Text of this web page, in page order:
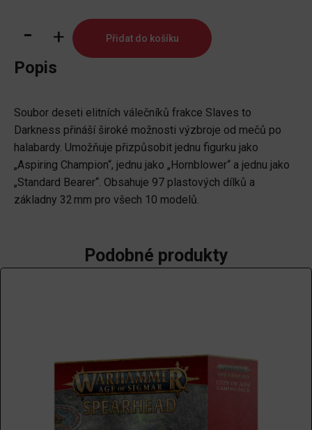
Slaves
Darkness:
množství
Přidat do košíku
Popis
Soubor deseti elitních válečníků frakce Slaves to
Darkness přináší široké možnosti výzbroje od mečů po
halabardy. Umožňuje přizpůsobit jednu figurku jako
„Aspiring Champion“, jednu jako „Hornblower“ a jednu jako
„Standard Bearer“. Obsahuje 97 plastových dílků a
základny 32 mm pro všech 10 modelů.
Podobné produkty